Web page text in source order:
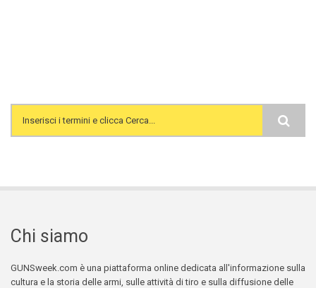
Search form
Chi siamo
GUNSweek.com è una piattaforma online dedicata all'informazione sulla
cultura e la storia delle armi, sulle attività di tiro e sulla diffusione delle